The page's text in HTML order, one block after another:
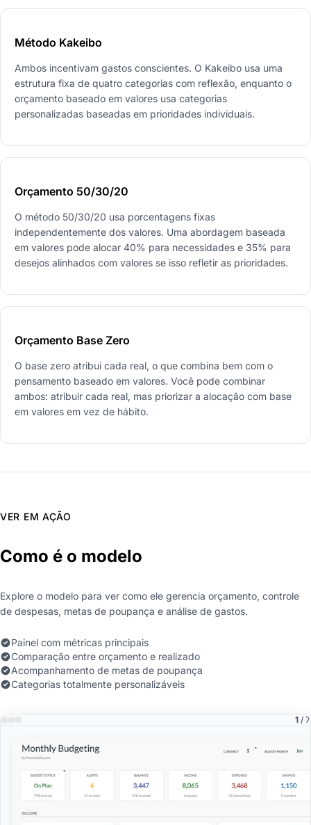
Método Kakeibo
Ambos incentivam gastos conscientes. O Kakeibo usa uma
estrutura fixa de quatro categorias com reflexão, enquanto o
orçamento baseado em valores usa categorias
personalizadas baseadas em prioridades individuais.
Orçamento 50/30/20
O método 50/30/20 usa porcentagens fixas
independentemente dos valores. Uma abordagem baseada
em valores pode alocar 40% para necessidades e 35% para
desejos alinhados com valores se isso refletir as prioridades.
Orçamento Base Zero
O base zero atribui cada real, o que combina bem com o
pensamento baseado em valores. Você pode combinar
ambos: atribuir cada real, mas priorizar a alocação com base
em valores em vez de hábito.
VER EM AÇÃO
Como é o modelo
Explore o modelo para ver como ele gerencia orçamento, controle
de despesas, metas de poupança e análise de gastos.
Painel com métricas principais
Comparação entre orçamento e realizado
Acompanhamento de metas de poupança
Categorias totalmente personalizáveis
1 / 7